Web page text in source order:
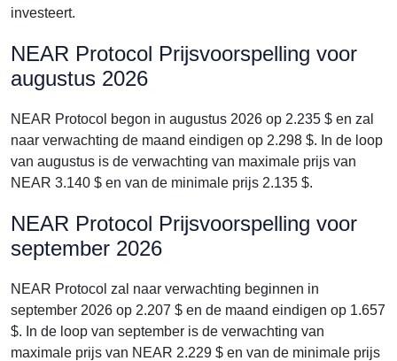
investeert.
NEAR Protocol Prijsvoorspelling voor
augustus 2026
NEAR Protocol begon in augustus 2026 op 2.235 $ en zal
naar verwachting de maand eindigen op 2.298 $. In de loop
van augustus is de verwachting van maximale prijs van
NEAR 3.140 $ en van de minimale prijs 2.135 $.
NEAR Protocol Prijsvoorspelling voor
september 2026
NEAR Protocol zal naar verwachting beginnen in
september 2026 op 2.207 $ en de maand eindigen op 1.657
$. In de loop van september is de verwachting van
maximale prijs van NEAR 2.229 $ en van de minimale prijs